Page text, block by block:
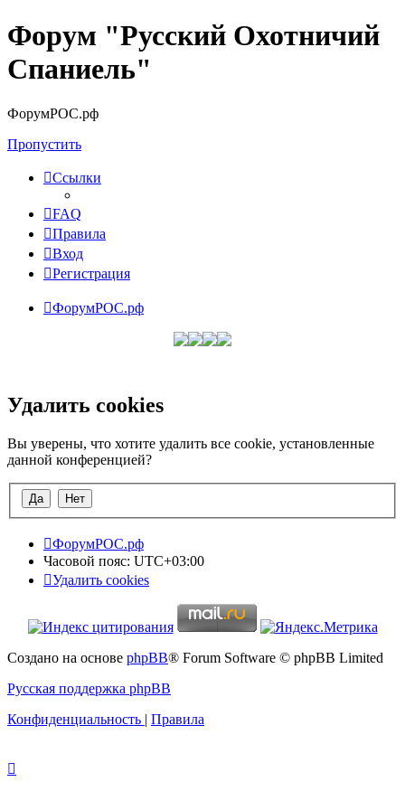
Форум "Русский Охотничий
Спаниель"
ФорумРОС.рф
Пропустить
Ссылки
FAQ
Правила
Вход
Регистрация
ФорумРОС.рф
Удалить cookies
Вы уверены, что хотите удалить все cookie, установленные
данной конференцией?
ФорумРОС.рф
Часовой пояс: UTC+03:00
Удалить cookies
Создано на основе phpBB® Forum Software © phpBB Limited
Русская поддержка phpBB
Конфиденциальность | Правила